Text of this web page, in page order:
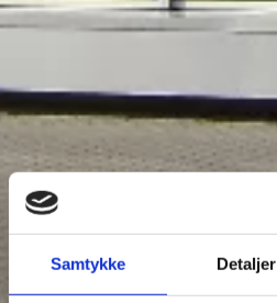
Samtykke Detaljer